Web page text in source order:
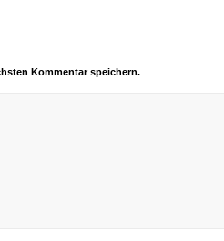
Kommentar speichern.